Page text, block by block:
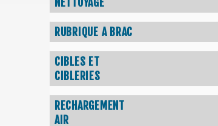
RUBRIQUE A BRAC
CIBLES ET
CIBLERIES
RECHARGEMENT
AIR